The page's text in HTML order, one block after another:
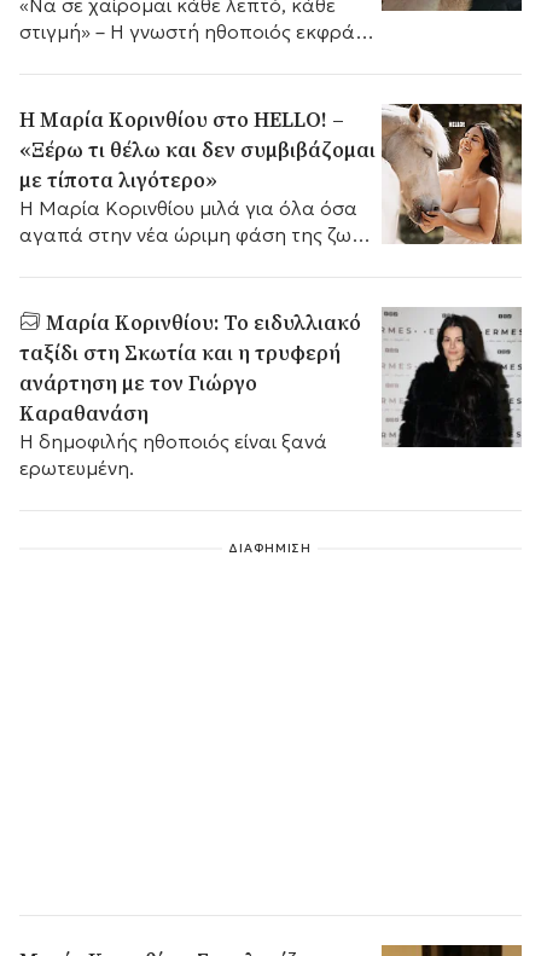
στιγμή» – Η γνωστή ηθοποιός εκφράζει
κοινωνικής δικτύωσης.
Η Μαρία Κορινθίου στο HELLO! –
«Ξέρω τι θέλω και δεν συμβιβάζομαι
με τίποτα λιγότερο»
Η Μαρία Κορινθίου μιλά για όλα όσα
αγαπά στην νέα ώριμη φάση της ζωής
Μαρία Κορινθίου: Το ειδυλλιακό
ταξίδι στη Σκωτία και η τρυφερή
ανάρτηση με τον Γιώργο
Καραθανάση
Η δημοφιλής ηθοποιός είναι ξανά
ερωτευμένη.
ΔΙΑΦΗΜΙΣΗ